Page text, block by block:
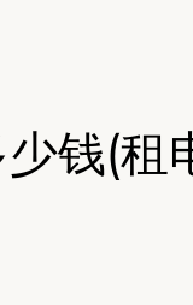
钱(租